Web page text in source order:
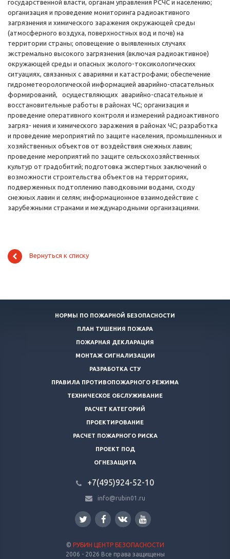
государственной власти, органам управления РСЧС и населению;
организация и проведение мониторинга радиоактивного
загрязнения и химического заражения окружающей среды
(атмосферного воздуха, поверхностных вод и почв) на
территории страны; оповещение о выявленных случаях
экстремально высокого загрязнения (включая радиоактивное)
окружающей среды и опасных эколого-токсикологических
ситуациях, связанных с авариями и катастрофами; обеспечение
гидрометеорологической информацией аварийно-спасательных
формирований, осуществляющих аварийно-спасательные и
восстановительные работы в районах ЧС; организация и
проведение оперативного контроля и измерений радиоактивного
загряз- нения и химического заражения в районах ЧС; разработка
и проведение мероприятий по защите населения, промышленных и
хозяйственных объектов от воздействия снежных лавин;
проведение мероприятий по защите сельскохозяйственных
культур от градобитий; подготовка экспертных заключений о
возможности строительства объектов на территориях,
подверженных подтоплению паводковыми водами, сходу
снежных лавин и селям; информационное взаимодействие с
зарубежными странами и международными организациями.
Вернуться к списку
НОРМЫ ПО ПОЖАРНОЙ БЕЗОПАСНОСТИ
ПЛАН ТУШЕНИЯ ПОЖАРА
ПОЖАРНАЯ ДЕКЛАРАЦИЯ
МОНТАЖ СИГНАЛИЗАЦИИ
РАЗРАБОТКА СТУ
ПРАВИЛА ПРОТИВОПОЖАРНОГО РЕЖИМА
ТЕХНИЧЕСКОЕ ОБСЛУЖИВАНИЕ
РАСЧЕТ КАТЕГОРИЙ
ПРОЕКТИРОВАНИЕ
РАСЧЕТ ПОЖАРНОГО РИСКА
ПРОЕКТ ПОД
ОГНЕЗАЩИТА
+7(495)924-52-10
info@rubin01.ru
© РУБИН ЦЕНТР БЕЗОПАСНОСТИ
2006 - 2026 Все права защищены